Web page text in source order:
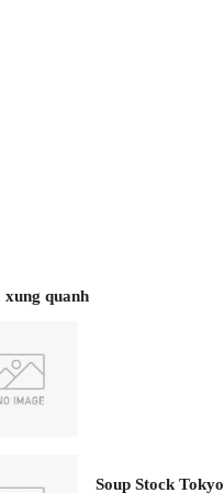
quanh
Soup Stock Tokyo